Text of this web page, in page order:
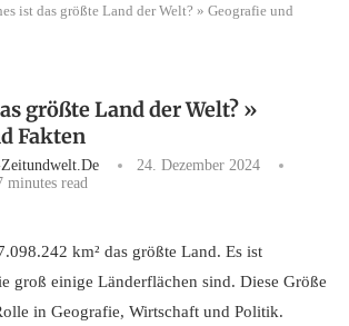
ist das größte Land der Welt? » Geografie und
größte Land der Welt? »
Fakten
24. Dezember 2024
minutes read
km² das größte Land. Es ist
groß einige Länderflächen sind. Diese Größe
in Geografie, Wirtschaft und Politik.